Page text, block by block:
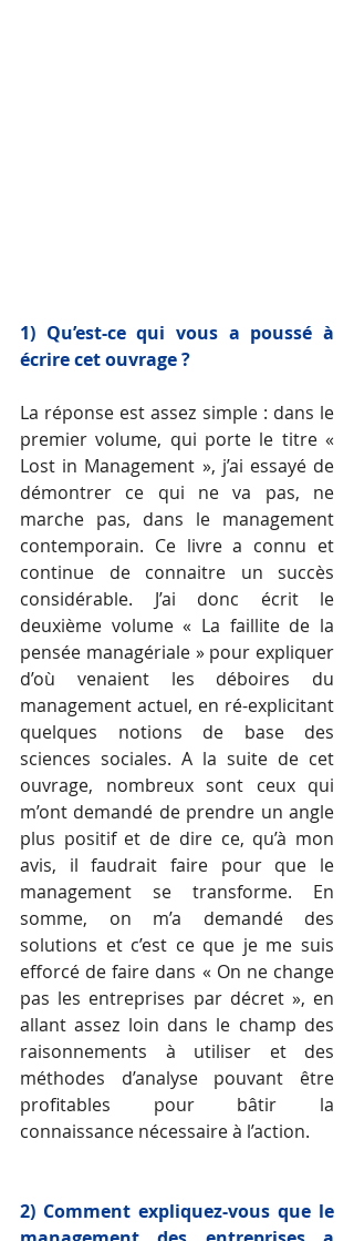
1) Qu’est-ce qui vous a poussé à
écrire cet ouvrage ?
La réponse est assez simple : dans le
premier volume, qui porte le titre «
Lost in Management », j’ai essayé de
démontrer ce qui ne va pas, ne
marche pas, dans le management
contemporain. Ce livre a connu et
continue de connaitre un succès
considérable. J’ai donc écrit le
deuxième volume « La faillite de la
pensée managériale » pour expliquer
d’où venaient les déboires du
management actuel, en ré-explicitant
quelques notions de base des
sciences sociales. A la suite de cet
ouvrage, nombreux sont ceux qui
m’ont demandé de prendre un angle
plus positif et de dire ce, qu’à mon
avis, il faudrait faire pour que le
management se transforme. En
somme, on m’a demandé des
solutions et c’est ce que je me suis
efforcé de faire dans « On ne change
pas les entreprises par décret », en
allant assez loin dans le champ des
raisonnements à utiliser et des
méthodes d’analyse pouvant être
profitables pour bâtir la
connaissance nécessaire à l’action.
2) Comment expliquez-vous que le